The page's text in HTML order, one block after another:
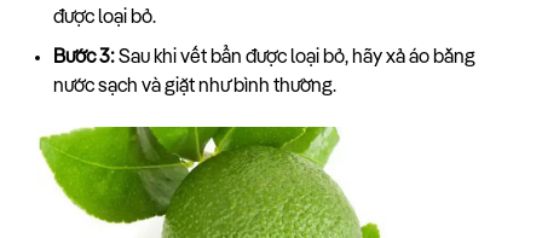
được loại bỏ.
Bước 3:Sau khi vết bẩn được loại bỏ, hãy xả áo bằng
nước sạch và giặt như bình thường.